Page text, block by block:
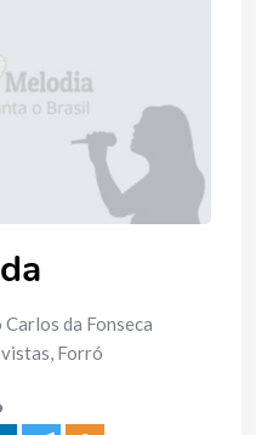
da Fonseca
, Forró